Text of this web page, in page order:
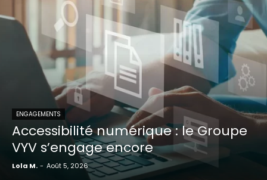
ENGAGEMENTS
Accessibilité numérique : le Groupe
VYV s’engage encore
Lola M. - Août 5, 2026